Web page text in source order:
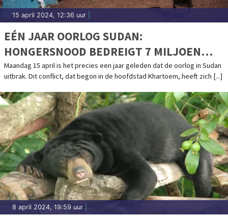
15 april 2024, 12:36 uur
EÉN JAAR OORLOG SUDAN:
HONGERSNOOD BEDREIGT 7 MILJOEN
MENSEN
Maandag 15 april is het precies een jaar geleden dat de oorlog in Sudan
uitbrak. Dit conflict, dat begon in de hoofdstad Khartoem, heeft zich [...]
8 april 2024, 19:59 uur